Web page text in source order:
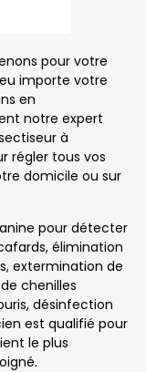
pour votre
importe votre
en
notre expert
à
régler tous vos
domicile ou sur
pour détecter
élimination
extermination de
chenilles
désinfection
est qualifié pour
le plus